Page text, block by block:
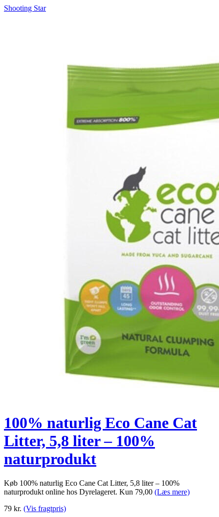
Shooting Star
100% naturlig Eco Cane Cat
Litter, 5,8 liter – 100%
naturprodukt
Køb 100% naturlig Eco Cane Cat Litter, 5,8 liter – 100%
naturprodukt online hos Dyrelageret. Kun 79,00 (Læs mere)
79 kr. (Vis fragtpris)